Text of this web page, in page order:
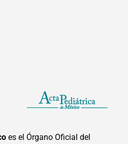
es el Órgano Oficial del